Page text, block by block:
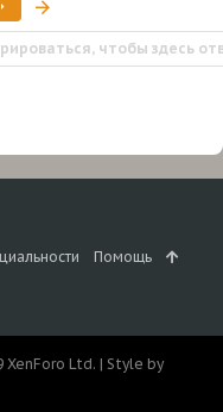
чтобы здесь
Помощь
XenForo Ltd. | Style by